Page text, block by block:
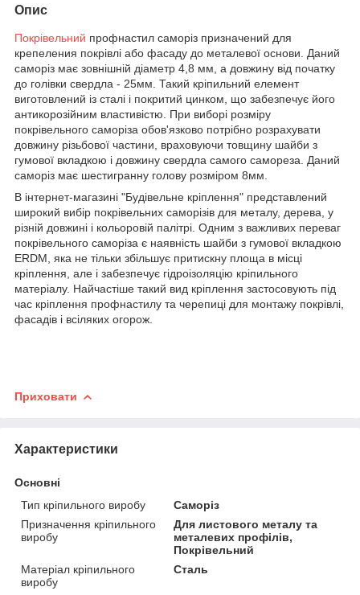
Опис
Покрівельний профнастил саморіз призначений для
крепеления покрівлі або фасаду до металевої основи. Даний
саморіз має зовнішній діаметр 4,8 мм, а довжину від початку
до голівки свердла - 25мм. Такий кріпильний елемент
виготовлений із сталі і покритий цинком, що забезпечує його
антикорозійним властивістю. При виборі розміру
покрівельного саморіза обов'язково потрібно розрахувати
довжину різьбової частини, враховуючи товщину шайби з
гумової вкладкою і довжину свердла самого самореза. Даний
саморіз має шестигранну голову розміром 8мм.
В інтернет-магазині "Будівельне кріплення" представлений
широкий вибір покрівельних саморізів для металу, дерева, у
різній довжині і кольоровій палітрі. Одним з важливих переваг
покрівельного саморіза є наявність шайби з гумової вкладкою
ERDM, яка не тільки збільшує притискну площа в місці
кріплення, але і забезпечує гідроізоляцію кріпильного
матеріалу. Найчастіше такий вид кріплення застосовують під
час кріплення профнастилу та черепиці для монтажу покрівлі,
фасадів і всіляких огорож.
Приховати
Характеристики
Основні
Тип кріпильного виробу
Саморіз
Призначення кріпильного
виробу
Для листового металу та
металевих профілів,
Покрівельний
Матеріал кріпильного
виробу
Сталь